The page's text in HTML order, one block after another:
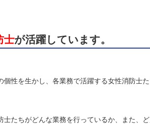
士が活躍しています。
性を生かし、各業務で活躍する女性消防士た
たちがどんな業務を行っているか、また、